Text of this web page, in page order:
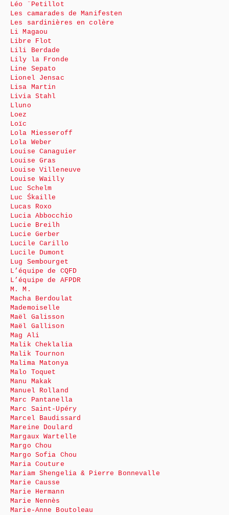
Léo ¨Petillot
Les camarades de Manifesten
Les sardinières en colère
Li Magaou
Libre Flot
Lili Berdade
Lily la Fronde
Line Sepato
Lionel Jensac
Lisa Martin
Livia Stahl
Lluno
Loez
Loïc
Lola Miesseroff
Lola Weber
Louise Canaguier
Louise Gras
Louise Villeneuve
Louise Wailly
Luc Schelm
Luc Śkaille
Lucas Roxo
Lucia Abbocchio
Lucie Breilh
Lucie Gerber
Lucile Carillo
Lucile Dumont
Lug Sembourget
L’équipe de CQFD
L’équipe de AFPDR
M. M.
Macha Berdoulat
Mademoiselle
Maël Galisson
Maël Gallison
Mag Ali
Malik Cheklalia
Malik Tournon
Malima Matonya
Malo Toquet
Manu Makak
Manuel Rolland
Marc Pantanella
Marc Saint-Upéry
Marcel Baudissard
Mareine Doulard
Margaux Wartelle
Margo Chou
Margo Sofia Chou
Maria Couture
Mariam Shengelia & Pierre Bonnevalle
Marie Causse
Marie Hermann
Marie Nennès
Marie-Anne Boutoleau